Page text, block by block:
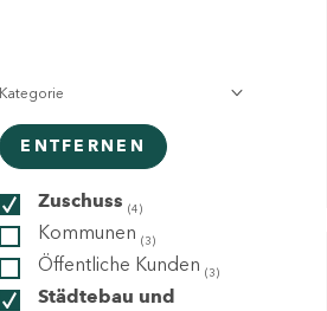
Kategorie
ENTFERNEN
Zuschuss (4)
Kommunen (3)
Öffentliche Kunden (3)
Städtebau und